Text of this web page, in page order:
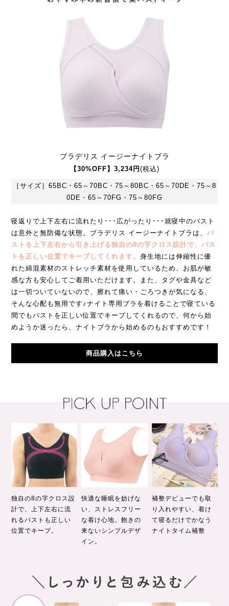
ブラデリス イージーナイトブラ
【30%OFF】3,234円 (税込)
［サイズ］65BC・65～70BC・75～80BC・65～70DE・75～8
0DE・65～70FG・75～80FG
寝返りで上下左右に流れたり･･･広がったり･･･就寝中のバスト
は意外と無防備な状態。ブラデリス イージーナイトブラは、バ
ストを上下左右から引き上げる独自の8の字クロス設計で、バス
トを正しい位置でキープしてくれます。身生地には伸縮性に優
れた綿混素材のストレッチ素材を使用しているため、お肌が敏
感な方も安心してご着用いただけます。また、タグや金具など
は一切ついていないので、擦れて痛い・ごろつきが気になる、
そんな心配も無用です♪ナイト専用ブラを着けることで寝ている
間でもバストを正しい位置でキープしてくれるので、何から始
めようか迷ったら、ナイトブラから始めるのもおすすめです！
商品購入はこちら
独自の8の字クロス設
計で、上下左右に流
れるバストも正しい
位置でキープ。
快適な睡眠を妨げな
い、ストレスフリー
な着け心地。飽きの
来ないシンプルデザ
イン。
補整デビューでも取
り入れやすい、着け
て寝るだけでかなう
ナイトタイム補整